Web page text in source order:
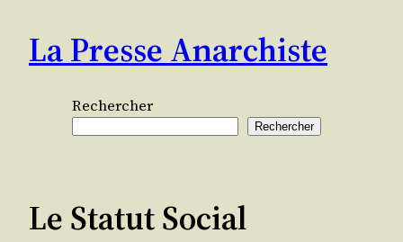
contenu
La Presse Anarchiste
Rechercher
Rechercher
Le Statut Social